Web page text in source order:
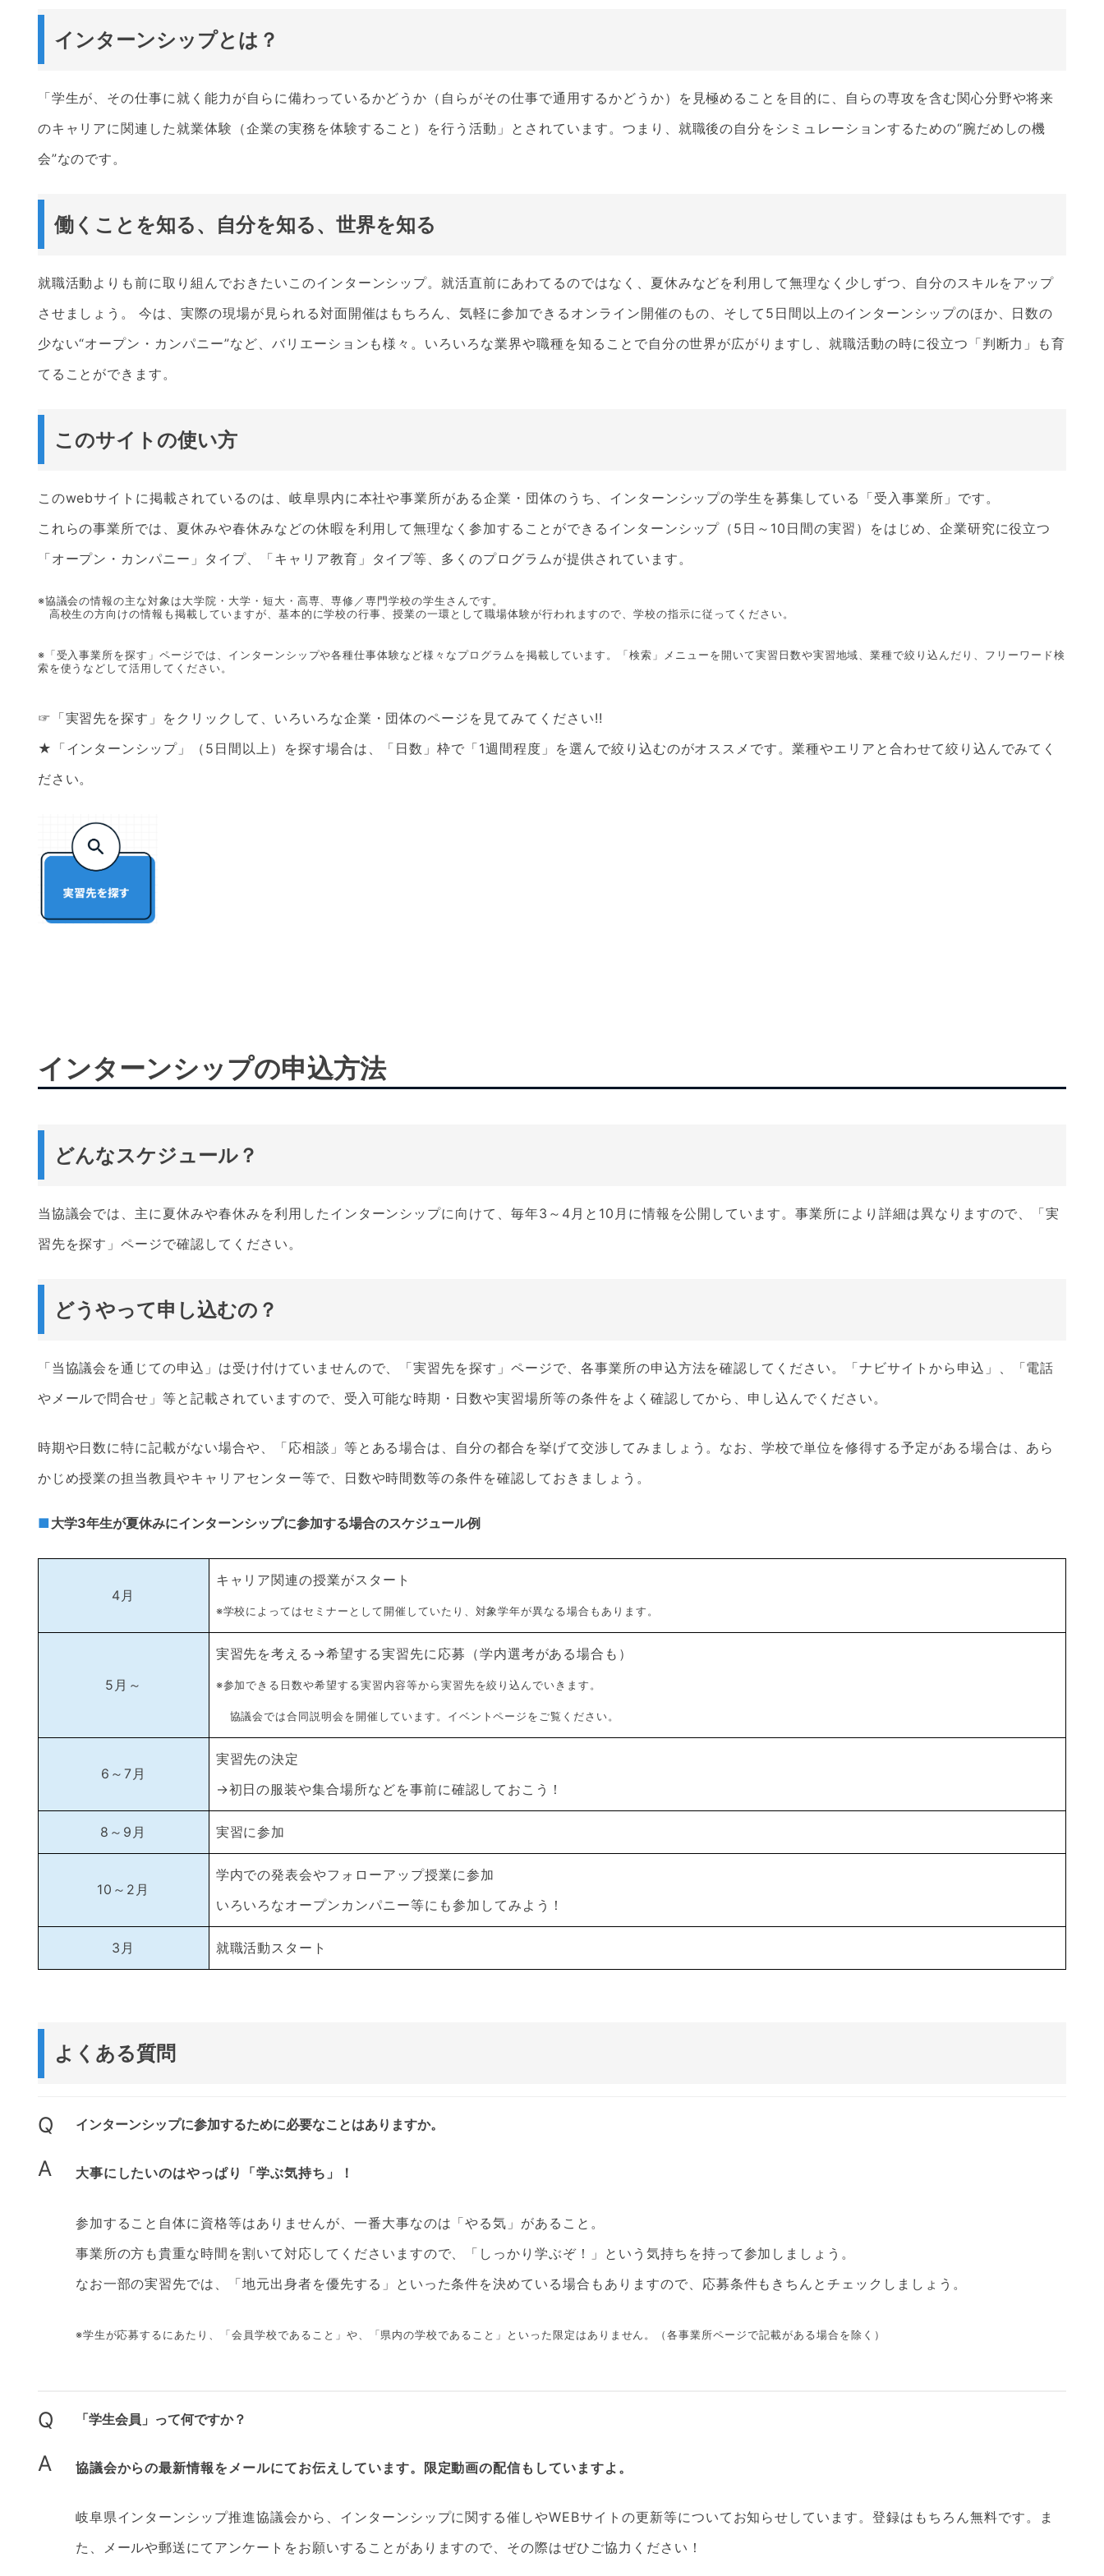
インターンシップとは？
「学生が、その仕事に就く能力が自らに備わっているかどうか（自らがその仕事で通用するかどうか）を見極めることを目的に、自らの専攻を含む関心分野や将来
のキャリアに関連した就業体験（企業の実務を体験すること）を行う活動」とされています。つまり、就職後の自分をシミュレーションするための“腕だめしの機
会”なのです。
働くことを知る、自分を知る、世界を知る
就職活動よりも前に取り組んでおきたいこのインターンシップ。就活直前にあわてるのではなく、夏休みなどを利用して無理なく少しずつ、自分のスキルをアップ
させましょう。 今は、実際の現場が見られる対面開催はもちろん、気軽に参加できるオンライン開催のもの、そして5日間以上のインターンシップのほか、日数の
少ない“オープン・カンパニー”など、バリエーションも様々。いろいろな業界や職種を知ることで自分の世界が広がりますし、就職活動の時に役立つ「判断力」も育
てることができます。
このサイトの使い方
このwebサイトに掲載されているのは、岐阜県内に本社や事業所がある企業・団体のうち、インターンシップの学生を募集している「受入事業所」です。
これらの事業所では、夏休みや春休みなどの休暇を利用して無理なく参加することができるインターンシップ（5日～10日間の実習）をはじめ、企業研究に役立つ
「オープン・カンパニー」タイプ、「キャリア教育」タイプ等、多くのプログラムが提供されています。
※協議会の情報の主な対象は大学院・大学・短大・高専、専修／専門学校の学生さんです。
高校生の方向けの情報も掲載していますが、基本的に学校の行事、授業の一環として職場体験が行われますので、学校の指示に従ってください。
※「受入事業所を探す」ページでは、インターンシップや各種仕事体験など様々なプログラムを掲載しています。「検索」メニューを開いて実習日数や実習地域、業種で絞り込んだり、フリーワード検
索を使うなどして活用してください。
☞「実習先を探す」をクリックして、いろいろな企業・団体のページを見てみてください!!
★「インターンシップ」（5日間以上）を探す場合は、「日数」枠で「1週間程度」を選んで絞り込むのがオススメです。業種やエリアと合わせて絞り込んでみてく
ださい。
インターンシップの申込方法
どんなスケジュール？
当協議会では、主に夏休みや春休みを利用したインターンシップに向けて、毎年3～4月と10月に情報を公開しています。事業所により詳細は異なりますので、「実
習先を探す」ページで確認してください。
どうやって申し込むの？
「当協議会を通じての申込」は受け付けていませんので、「実習先を探す」ページで、各事業所の申込方法を確認してください。「ナビサイトから申込」、「電話
やメールで問合せ」等と記載されていますので、受入可能な時期・日数や実習場所等の条件をよく確認してから、申し込んでください。
時期や日数に特に記載がない場合や、「応相談」等とある場合は、自分の都合を挙げて交渉してみましょう。なお、学校で単位を修得する予定がある場合は、あら
かじめ授業の担当教員やキャリアセンター等で、日数や時間数等の条件を確認しておきましょう。
大学3年生が夏休みにインターンシップに参加する場合のスケジュール例
4月
キャリア関連の授業がスタート
※学校によってはセミナーとして開催していたり、対象学年が異なる場合もあります。
5月～
実習先を考える→希望する実習先に応募（学内選考がある場合も）
※参加できる日数や希望する実習内容等から実習先を絞り込んでいきます。
協議会では合同説明会を開催しています。イベントページをご覧ください。
6～7月
実習先の決定
→初日の服装や集合場所などを事前に確認しておこう！
8～9月 実習に参加
10～2月
学内での発表会やフォローアップ授業に参加
いろいろなオープンカンパニー等にも参加してみよう！
3月 就職活動スタート
よくある質問
Q インターンシップに参加するために必要なことはありますか。
A 大事にしたいのはやっぱり「学ぶ気持ち」！
参加すること自体に資格等はありませんが、一番大事なのは「やる気」があること。
事業所の方も貴重な時間を割いて対応してくださいますので、「しっかり学ぶぞ！」という気持ちを持って参加しましょう。
なお一部の実習先では、「地元出身者を優先する」といった条件を決めている場合もありますので、応募条件もきちんとチェックしましょう。
※学生が応募するにあたり、「会員学校であること」や、「県内の学校であること」といった限定はありません。（各事業所ページで記載がある場合を除く）
Q 「学生会員」って何ですか？
A 協議会からの最新情報をメールにてお伝えしています。限定動画の配信もしていますよ。
岐阜県インターンシップ推進協議会から、インターンシップに関する催しやWEBサイトの更新等についてお知らせしています。登録はもちろん無料です。ま
た、メールや郵送にてアンケートをお願いすることがありますので、その際はぜひご協力ください！